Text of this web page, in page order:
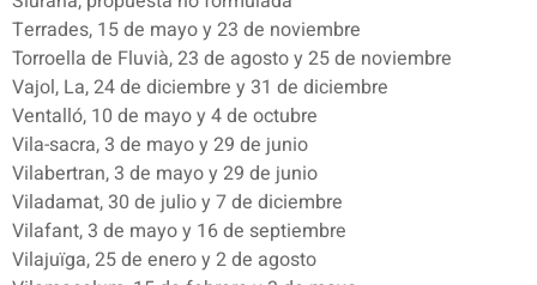
Terrades, 15 de mayo y 23 de noviembre
Torroella de Fluvià, 23 de agosto y 25 de noviembre
Vajol, La, 24 de diciembre y 31 de diciembre
Ventalló, 10 de mayo y 4 de octubre
Vila-sacra, 3 de mayo y 29 de junio
Vilabertran, 3 de mayo y 29 de junio
Viladamat, 30 de julio y 7 de diciembre
Vilafant, 3 de mayo y 16 de septiembre
Vilajuïga, 25 de enero y 2 de agosto